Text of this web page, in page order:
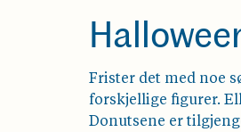
Frister det med noe
forskjellige figurer.
Donutsene er